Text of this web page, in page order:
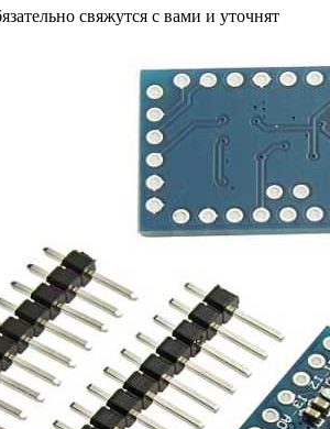
свяжутся с вами и уточнят